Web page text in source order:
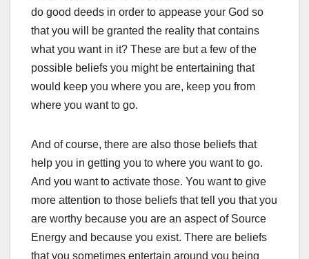
do good deeds in order to appease your God so
that you will be granted the reality that contains
what you want in it? These are but a few of the
possible beliefs you might be entertaining that
would keep you where you are, keep you from
where you want to go.
And of course, there are also those beliefs that
help you in getting you to where you want to go.
And you want to activate those. You want to give
more attention to those beliefs that tell you that you
are worthy because you are an aspect of Source
Energy and because you exist. There are beliefs
that you sometimes entertain around you being